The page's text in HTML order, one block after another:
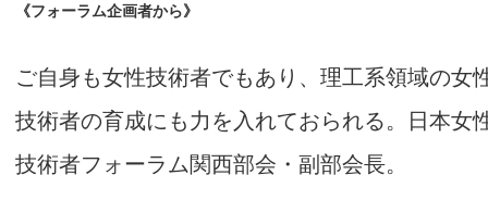
《フォーラム企画者から》
ご自身も女性技術者でもあり、理工系領域の女
技術者の育成にも力を入れておられる。日本女
技術者フォーラム関西部会・副部会長。